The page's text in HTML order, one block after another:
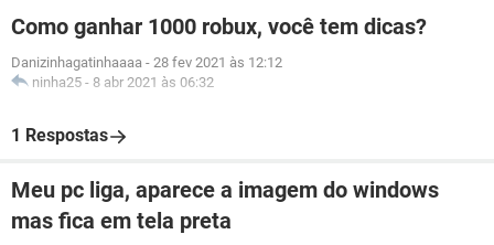
Como ganhar 1000 robux, você tem dicas?
Danizinhagatinhaaaa - 28 fev 2021 às 12:12
ninha25 - 8 abr 2021 às 06:32
1 Respostas
Meu pc liga, aparece a imagem do windows
mas fica em tela preta